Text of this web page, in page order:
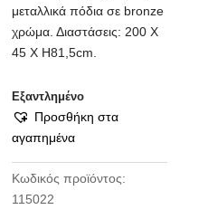
μεταλλικά πόδια σε bronze
χρώμα. Διαστάσεις: 200 Χ
45 Χ Η81,5cm.
Εξαντλημένο
Προσθήκη στα
αγαπημένα
Κωδικός προϊόντος:
115022